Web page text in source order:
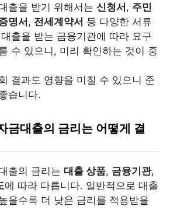
출을 받기 위해서는 신청서 , 주민
명서 , 전세계약서 등 다양한 서류
출을 받는 금융기관에 따라 요구
수 있으니, 미리 확인하는 것이 중
결과도 영향을 미칠 수 있으니 준
습니다.
금대출의 금리는 어떻게 결
출의 금리는 대출 상품, 금융기관,
에 따라 다릅니다. 일반적으로 대출
을수록 더 낮은 금리를 적용받을